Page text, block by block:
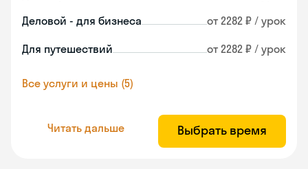
Деловой - для бизнеса от 2282 ₽ / урок
Для путешествий от 2282 ₽ / урок
Все услуги и цены (5)
Читать дальше Выбрать время